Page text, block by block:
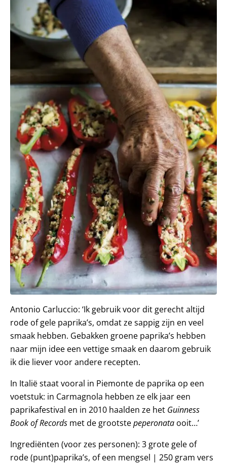
Antonio Carluccio: ‘Ik gebruik voor dit gerecht altijd
rode of gele paprika’s, omdat ze sappig zijn en veel
smaak hebben. Gebakken groene paprika’s hebben
naar mijn idee een vettige smaak en daarom gebruik
ik die liever voor andere recepten.
In Italië staat vooral in Piemonte de paprika op een
voetstuk: in Carmagnola hebben ze elk jaar een
paprikafestival en in 2010 haalden ze het Guinness
Book of Records met de grootstepeperonata ooit…’
Ingrediënten (voor zes personen): 3 grote gele of
rode (punt)paprika’s, of een mengsel | 250 gram vers